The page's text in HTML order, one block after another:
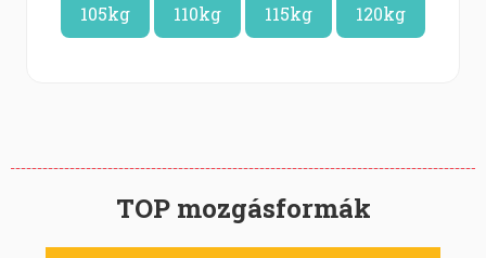
105kg 110kg 115kg 120kg
TOP mozgásformák